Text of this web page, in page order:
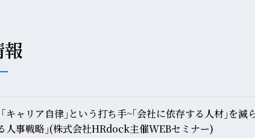
キャリア自律｣という打ち手~｢会社に依存する人材｣を減ら
人事戦略｣(株式会社HRdock主催WEBセミナー)